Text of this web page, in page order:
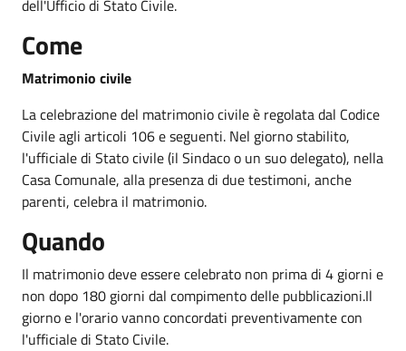
dell'Ufficio di Stato Civile.
Come
Matrimonio civile
La celebrazione del matrimonio civile è regolata dal Codice
Civile agli articoli 106 e seguenti. Nel giorno stabilito,
l'ufficiale di Stato civile (il Sindaco o un suo delegato), nella
Casa Comunale, alla presenza di due testimoni, anche
parenti, celebra il matrimonio.
Quando
Il matrimonio deve essere celebrato non prima di 4 giorni e
non dopo 180 giorni dal compimento delle pubblicazioni.Il
giorno e l'orario vanno concordati preventivamente con
l'ufficiale di Stato Civile.